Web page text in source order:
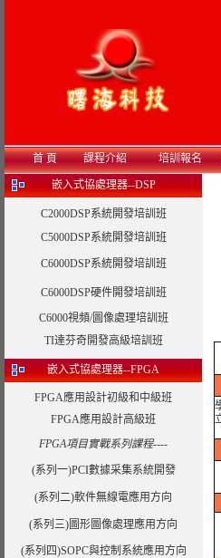
首 頁 課程介紹 培訓報名
嵌入式協處理器--DSP
C2000DSP系統開發培訓班
C5000DSP系統開發培訓班
C6000DSP系統開發培訓班
C6000DSP硬件開發培訓班
C6000視頻/圖像處理培訓班
TI達芬奇開發高級培訓班
嵌入式協處理器--FPGA
FPGA應用設計初級和中級班
FPGA應用設計高級班
FPGA項目實戰系列課程----
(系列一)PCI數據采集系統開發
(系列二)軟件無線電應用方向
(系列三)圖形圖像處理應用方向
(系列四)SOPC與控制系統應用方向